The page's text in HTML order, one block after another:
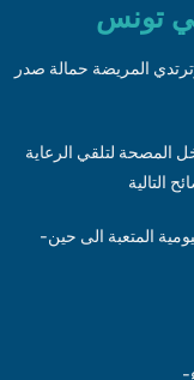
في تونس
المريضة حمالة صدر
المصحة لتلقي الرعاية
-الامتناع عن مختلف الأنشطة الرياضية والأنشطة اليومية المتعبة الى حين